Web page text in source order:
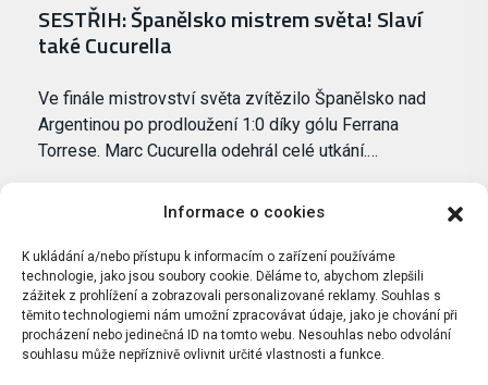
Informace o cookies
K ukládání a/nebo přístupu k informacím o zařízení používáme
technologie, jako jsou soubory cookie. Děláme to, abychom zlepšili
zážitek z prohlížení a zobrazovali personalizované reklamy. Souhlas s
těmito technologiemi nám umožní zpracovávat údaje, jako je chování při
procházení nebo jedinečná ID na tomto webu. Nesouhlas nebo odvolání
souhlasu může nepříznivě ovlivnit určité vlastnosti a funkce.
SESTŘIH: Španělsko mistrem světa! Slaví
také Cucurella
Ve finále mistrovství světa zvítězilo Španělsko nad
Argentinou po prodloužení 1:0 díky gólu Ferrana
Torrese. Marc Cucurella odehrál celé utkání.…